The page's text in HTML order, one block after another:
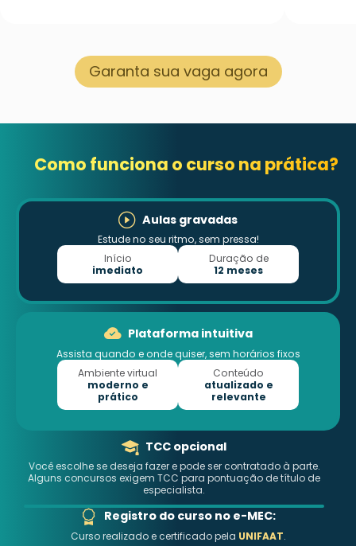
Garanta sua vaga agora
Como funciona o curso na prática?
Aulas gravadas
Estude no seu ritmo, sem pressa!
Início
imediato
Duração de
12 meses
Plataforma intuitiva
Assista quando e onde quiser, sem horários fixos
Ambiente virtual
moderno e
prático
Conteúdo
atualizado e
relevante
Registro do curso no e-MEC:
Curso realizado e certificado pela UNIFAAT.
TCC opcional
Você escolhe se deseja fazer e pode ser contratado à parte.
Alguns concursos exigem TCC para pontuação de título de
especialista.